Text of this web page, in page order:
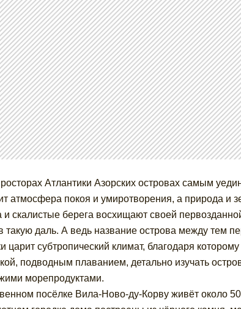
Атлантики Азорских островах самым
атмосфера покоя и умиротворения, а природа и
скалистые берега восхищают своей
такую даль. А ведь название острова между тем
царит субтропический климат, благодаря
подводным плаванием, детально изучать
морепродуктами.
посёлке Вила-Ново-ду-Корву живёт около